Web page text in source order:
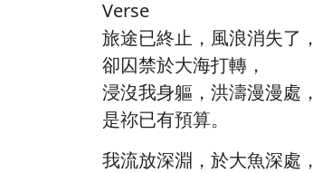
Verse
旅途已終止，風浪消失了，
卻囚禁於大海打轉，
浸沒我身軀，洪濤漫漫處，
是祢已有預算。
我流放深淵，於大魚深處，